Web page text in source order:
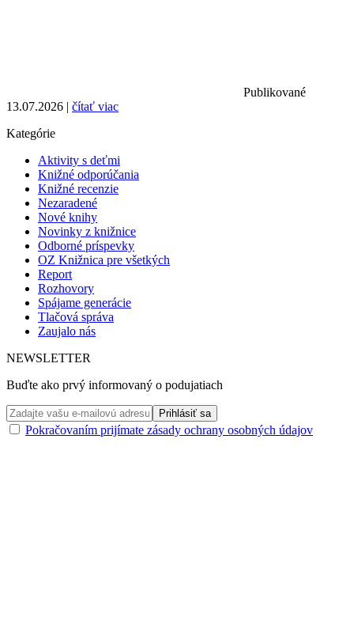
Publikované
13.07.2026 | čítať viac
Kategórie
Aktivity s deťmi
Knižné odporúčania
Knižné recenzie
Nezaradené
Nové knihy
Novinky z knižnice
Odborné príspevky
OZ Knižnica pre všetkých
Report
Rozhovory
Spájame generácie
Tlačová správa
Zaujalo nás
NEWSLETTER
Buďte ako prvý informovaný o podujatiach
Pokračovaním prijímate zásady ochrany osobných údajov